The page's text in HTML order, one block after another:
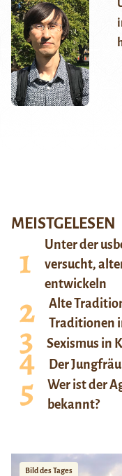
MEISTGELESEN
Unter der
versucht,
entwickeln
Alte
Traditionen
Sexismus in
Der
Wer ist der
bekannt?
Bild des Tages